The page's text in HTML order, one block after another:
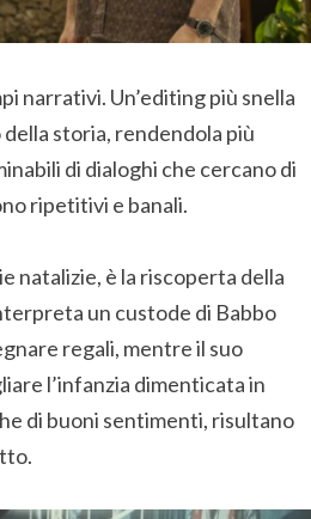
narrativi. Un’editing più snella
storia, rendendola più
di dialoghi che cercano di
ripetitivi e banali.
natalizie, è la riscoperta della
un custode di Babbo
regali, mentre il suo
l’infanzia dimenticata in
di buoni sentimenti, risultano